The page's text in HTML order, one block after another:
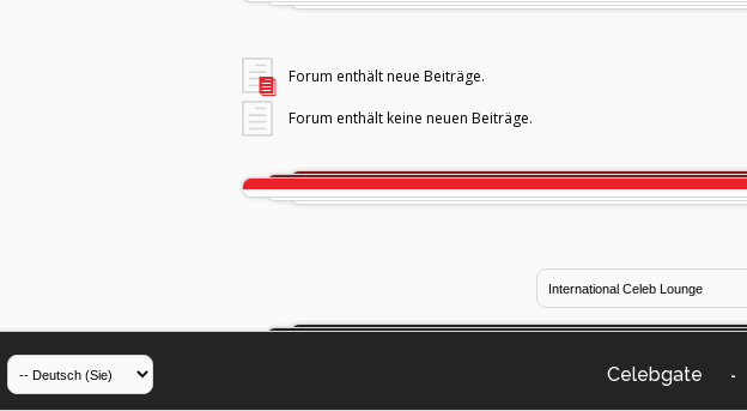
Forum enthält neue Beiträge.
Forum enthält keine neuen Beiträge.
Celebgate -